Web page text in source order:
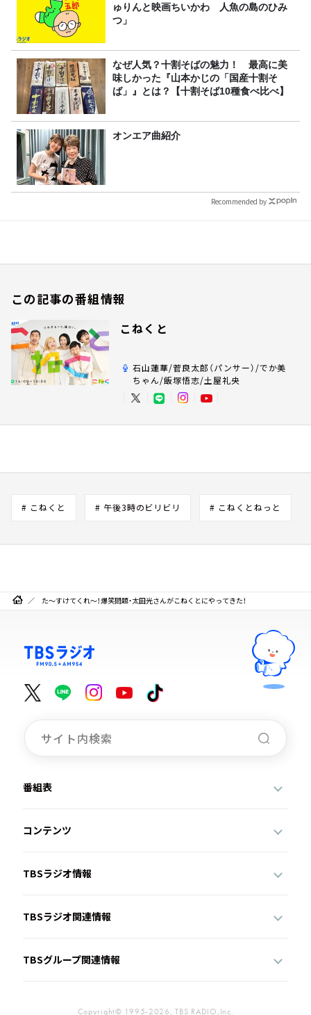
ゅりんと映画ちいかわ 人魚の島のひみ
つ」
なぜ人気？十割そばの魅力！ 最高に美
味しかった『山本かじの「国産十割そ
ば」』とは？【十割そば10種食べ比べ】
オンエア曲紹介
Recommended by
この記事の番組情報
こねくと
石山蓮華/菅良太郎（パンサー）/でか美
ちゃん/飯塚悟志/土屋礼央
# こねくと # 午後3時のビリビリ # こねくとねっと
た～すけてくれ～！爆笑問題・太田光さんがこねくとにやってきた！
番組表
コンテンツ
TBSラジオ情報
TBSラジオ関連情報
TBSグループ関連情報
Copyright© 1995-2026, TBS RADIO,Inc.